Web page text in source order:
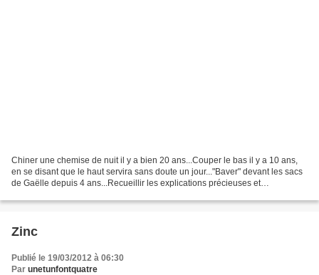
Chiner une chemise de nuit il y a bien 20 ans...Couper le bas il y a 10 ans,
en se disant que le haut servira sans doute un jour..."Baver" devant les sacs
de Gaëlle depuis 4 ans...Recueillir les explications précieuses et
Zinc
Publié le 19/03/2012 à 06:30
Par unetunfontquatre